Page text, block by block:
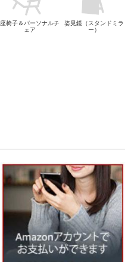
座椅子＆パーソナルチ
ェア
姿見鏡（スタンドミラ
ー）